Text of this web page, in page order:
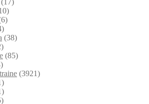
(38)
(85)
(3921)